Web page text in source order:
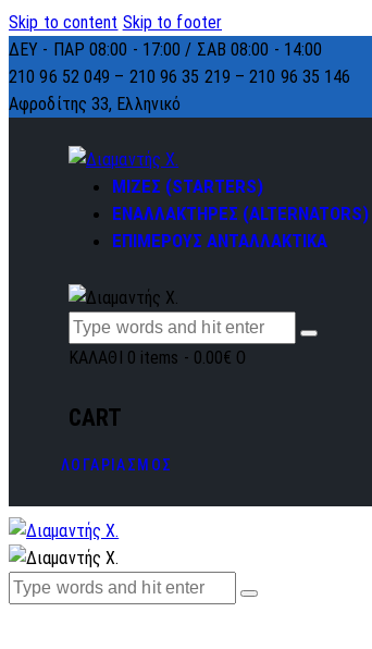
Skip to content Skip to footer
ΔΕΥ - ΠΑΡ 08:00 - 17:00 / ΣΑΒ 08:00 - 14:00
210 96 52 049 – 210 96 35 219 –210 96 35 146
Αφροδίτης 33, Ελληνικό
ΜΙΖΕΣ (STARTERS)
ΕΝΑΛΛΑΚΤΗΡΕΣ (ALTERNATORS)
ΕΠΙΜΕΡΟΥΣ ΑΝΤΑΛΛΑΚΤΙΚΑ
ΚΑΛΑΘΙ 0 items - 0.00€ 0
CART
ΛΟΓΑΡΙΑΣΜΟΣ